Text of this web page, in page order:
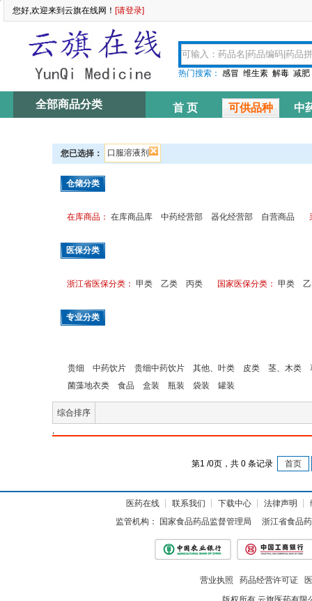
您好,欢迎来到云旗在线网！ [请登录]
热门搜索：感冒 维生素 解毒 减肥
全部商品分类 首 页 可供品种
中
您已选择： 口服溶液剂
仓储分类
在库商品： 在库商品库 中药经营部 器化经营部 自营商品
医保分类
浙江省医保分类： 甲类 乙类 丙类 国家医保分类： 甲类
专业分类
贵细 中药饮片 贵细中药饮片 其他、叶类 皮类 茎、木类
菌藻地衣类
食品 盒装 瓶装 袋装 罐装
综合排序
,
第1 /0页，共 0条记录 首页
医药在线┊ 联系我们 ┊ 下载中心┊ 法律声明 ┊
监管机构：
国家食品药品监督管理局 浙江省食品
营业执照 药品经营许可证